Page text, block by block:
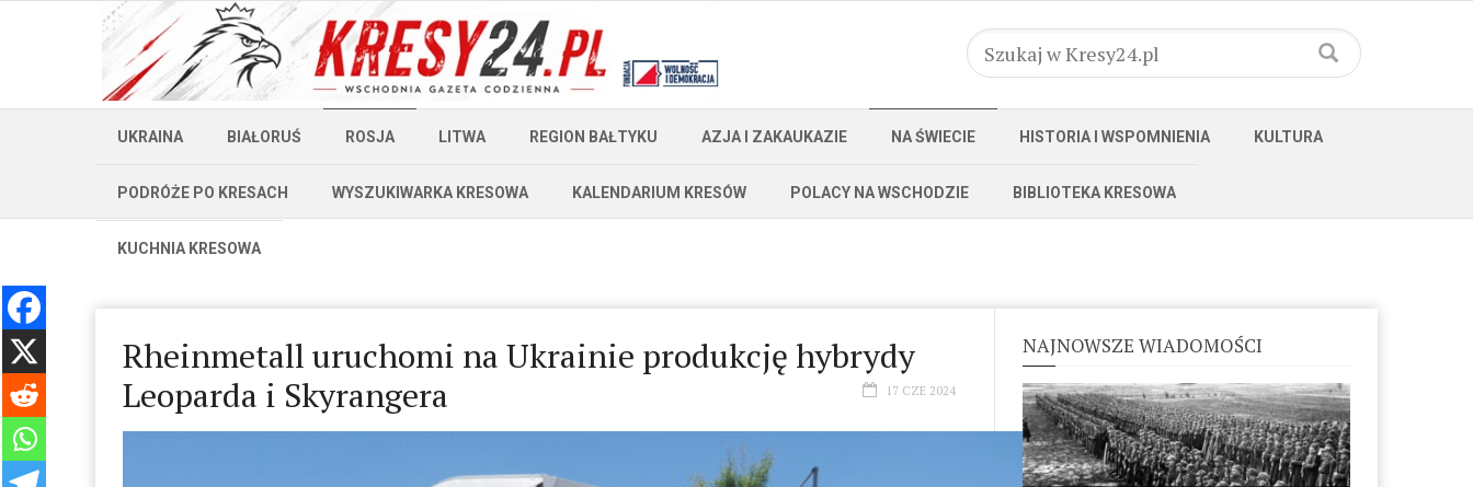
UKRAINA BIAŁORUŚ ROSJA LITWA REGION BAŁTYKU AZJA I ZAKAUKAZIE NA ŚWIECIE HISTORIA I WSPOMNIENIA KULTURA
PODRÓŻE PO KRESACH WYSZUKIWARKA KRESOWA KALENDARIUM KRESÓW POLACY NA WSCHODZIE BIBLIOTEKA KRESOWA
KUCHNIA KRESOWA
Rheinmetall uruchomi na Ukrainie produkcję hybrydy
Leoparda i Skyrangera
17 CZE 2024
NAJNOWSZE WIADOMOŚCI